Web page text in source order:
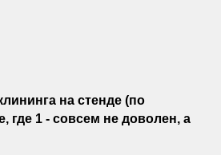
на стенде (по
где 1 - совсем не доволен, а